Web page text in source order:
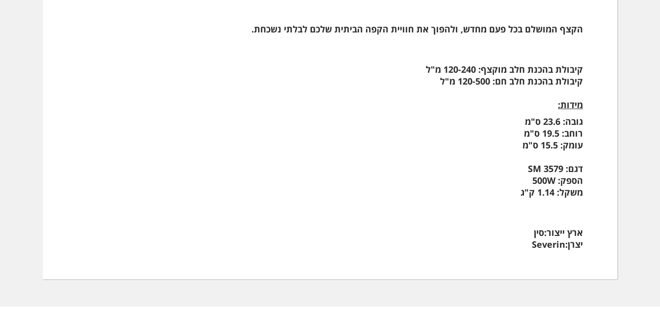
הקצף המושלם בכל פעם מחדש, ולהפוך את חוויית הקפה הביתית שלכם לבלתי נשכחת.
קיבולת בהכנת חלב מוקצף: 120-240 מ"ל
קיבולת בהכנת חלב חם: 120-500 מ"ל
מידות:
גובה: 23.6 ס"מ
רוחב: 19.5 ס"מ
עומק: 15.5 ס"מ
דגם: SM 3579
הספק: 500W
משקל: 1.14 ק"ג
ארץ ייצור:סין
יצרן:Severin